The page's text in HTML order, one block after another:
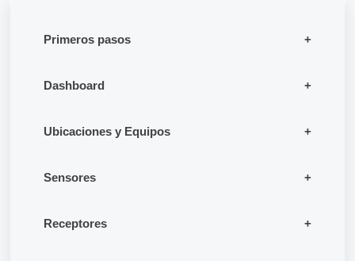
Primeros pasos
Dashboard
Ubicaciones y Equipos
Sensores
Receptores